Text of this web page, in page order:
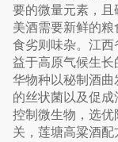
要的微量元素，且
美酒需要新鲜的
食劣则味杂。江
益于高原气候生
华物种以秘制酒
的丝状菌以及促
控制微生物，选
关，莲塘高粱酒配